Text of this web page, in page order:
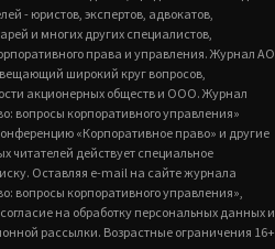
- юристов, экспертов, адвокатов,
и многих других специалистов,
права и управления. Журнал АО
широкий круг вопросов,
акционерных обществ и ООО. Журнал
вопросы корпоративного управления»
«Корпоративное право» и другие
читателей действует специальное
Оставляя e-mail на сайте журнала
вопросы корпоративного управления»,
на обработку персональных данных и
рассылки. Возрастные ограничения 16+